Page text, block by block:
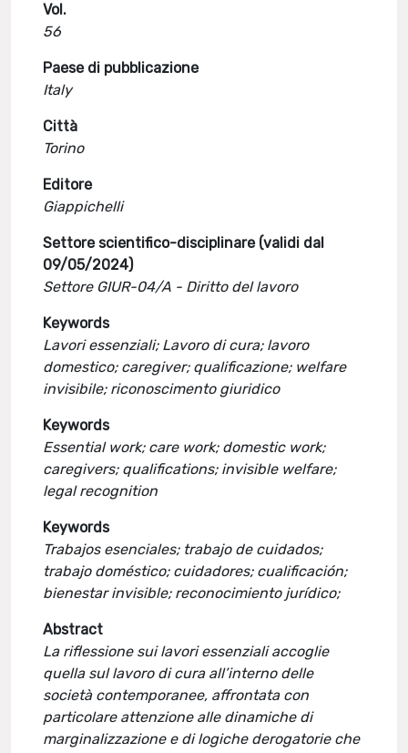
Vol.
56
Paese di pubblicazione
Italy
Città
Torino
Editore
Giappichelli
Settore scientifico-disciplinare (validi dal
09/05/2024)
Settore GIUR-04/A - Diritto del lavoro
Keywords
Lavori essenziali; Lavoro di cura; lavoro
domestico; caregiver; qualificazione; welfare
invisibile; riconoscimento giuridico
Keywords
Essential work; care work; domestic work;
caregivers; qualifications; invisible welfare;
legal recognition
Keywords
Trabajos esenciales; trabajo de cuidados;
trabajo doméstico; cuidadores; cualificación;
bienestar invisible; reconocimiento jurídico;
Abstract
La riflessione sui lavori essenziali accoglie
quella sul lavoro di cura all’interno delle
società contemporanee, affrontata con
particolare attenzione alle dinamiche di
marginalizzazione e di logiche derogatorie che